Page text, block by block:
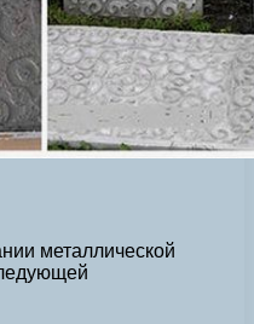
металлической